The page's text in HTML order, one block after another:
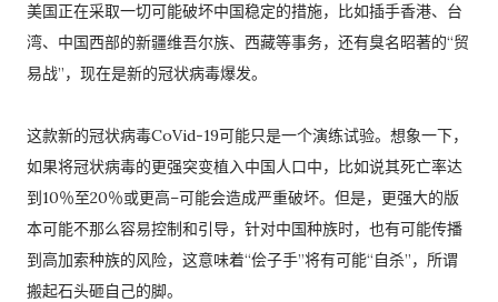
美国正在采取一切可能破坏中国稳定的措施，比如插手香港、台
湾、中国西部的新疆维吾尔族、西藏等事务，还有臭名昭著的“贸
易战”，现在是新的冠状病毒爆发。
这款新的冠状病毒CoVid-19可能只是一个演练试验。想象一下，
如果将冠状病毒的更强突变植入中国人口中，比如说其死亡率达
到10％至20％或更高–可能会造成严重破坏。但是，更强大的版
本可能不那么容易控制和引导，针对中国种族时，也有可能传播
到高加索种族的风险，这意味着“侩子手”将有可能“自杀”，所谓
搬起石头砸自己的脚。